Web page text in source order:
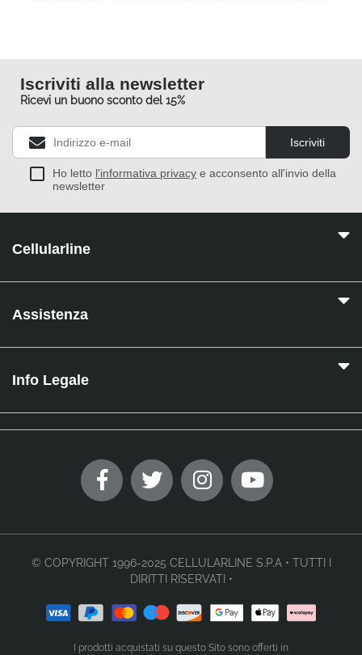
Iscriviti alla newsletter
Ricevi un buono sconto del 15%
Iscriviti
Ho letto l'informativa privacy e acconsento all'invio della
newsletter
Cellularline
Assistenza
Info Legale
© COPYRIGHT 1996-2025 CELLULARLINE S.P.A • TUTTI I
DIRITTI RISERVATI •
I prodotti acquistati su questo Sito sono offerti in